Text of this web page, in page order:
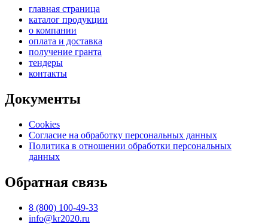
главная страница
каталог продукции
о компании
оплата и доставка
получение гранта
тендеры
контакты
Документы
Cookies
Согласие на обработку персональных данных
Политика в отношении обработки персональных
данных
Обратная связь
8 (800) 100-49-33
info@kr2020.ru